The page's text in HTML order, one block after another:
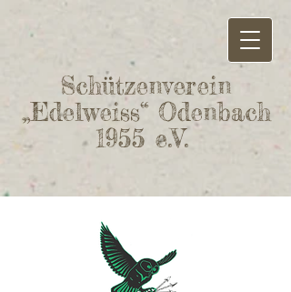
Schützenverein
„Edelweiss“ Odenbach
1955 e.V.